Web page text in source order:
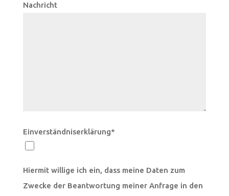
Nachricht
Einverständniserklärung*
Hiermit willige ich ein, dass meine Daten zum
Zwecke der Beantwortung meiner Anfrage in den